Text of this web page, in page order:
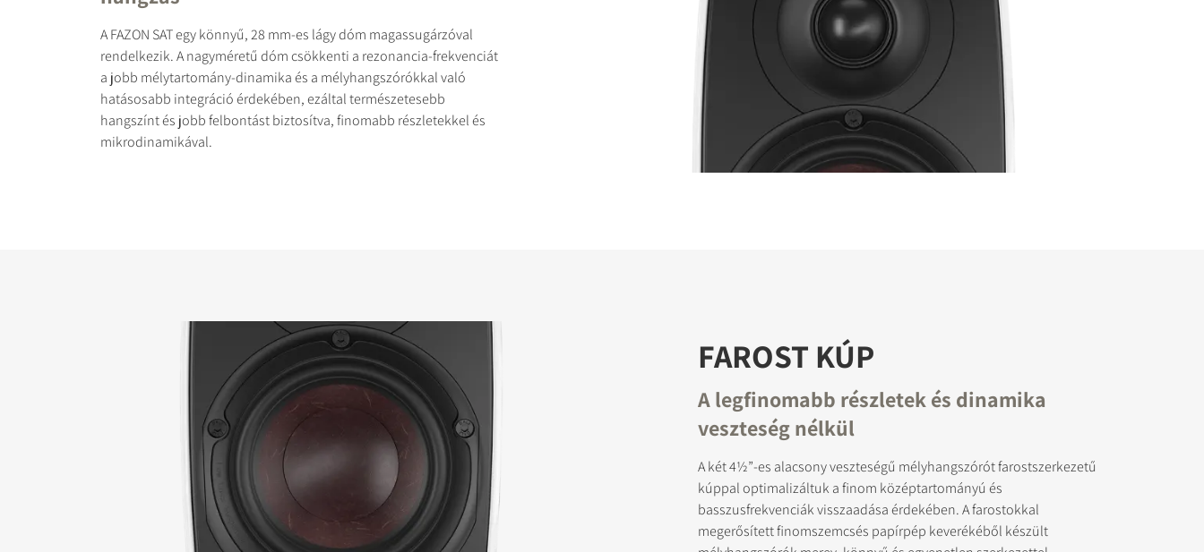
A FAZON SAT egy könnyű, 28 mm-es lágy dóm magassugárzóval
rendelkezik. A nagyméretű dóm csökkenti a rezonancia-frekvenciát
a jobb mélytartomány-dinamika és a mélyhangszórókkal való
hatásosabb integráció érdekében, ezáltal természetesebb
hangszínt és jobb felbontást biztosítva, finomabb részletekkel és
mikrodinamikával.
FAROST KÚP
A legfinomabb részletek és dinamika
veszteség nélkül
A két 4½”-es alacsony veszteségű mélyhangszórót farostszerkezetű
kúppal optimalizáltuk a finom középtartományú és
basszusfrekvenciák visszaadása érdekében. A farostokkal
megerősített finomszemcsés papírpép keverékéből készült